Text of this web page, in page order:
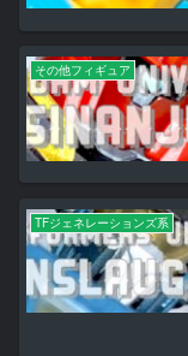
その他フィギュア
TFジェネレーションズ系